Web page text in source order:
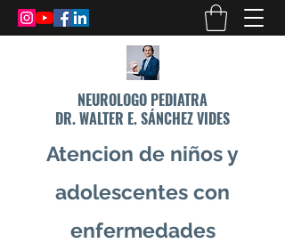
NEUROLOGO PEDIATRA
DR. WALTER E. SÁNCHEZ VIDES
Atencion de niños y
adolescentes con
enfermedades